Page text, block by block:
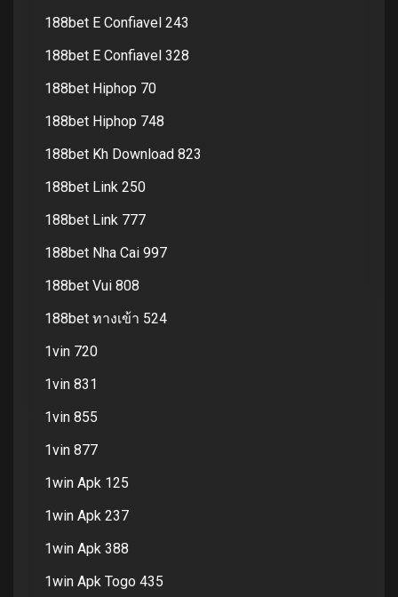
188bet E Confiavel 243
188bet E Confiavel 328
188bet Hiphop 70
188bet Hiphop 748
188bet Kh Download 823
188bet Link 250
188bet Link 777
188bet Nha Cai 997
188bet Vui 808
188bet ทางเข้า 524
1vin 720
1vin 831
1vin 855
1vin 877
1win Apk 125
1win Apk 237
1win Apk 388
1win Apk Togo 435